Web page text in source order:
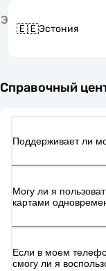
Э
🇪🇪Эстония
Справочный
Поддерживает ли
Могу ли я
картами
Если в моем
смогу ли я